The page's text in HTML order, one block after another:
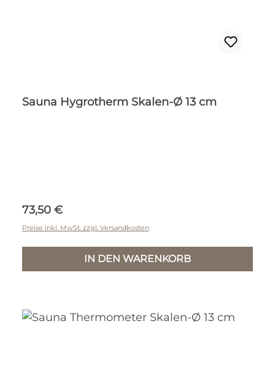
Sauna Hygrotherm Skalen-Ø 13 cm
Regulärer Preis:
73,50 €
Preise inkl. MwSt. zzgl. Versandkosten
IN DEN WARENKORB